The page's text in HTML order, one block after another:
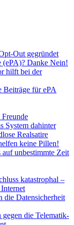
Out gegründet
(ePA)? Danke Nein!
hilft bei der
für ePA
System dahinter
Realsatire
keine Pillen!
unbestimmte Zeit
katastrophal –
die Datensicherheit
die Telematik-